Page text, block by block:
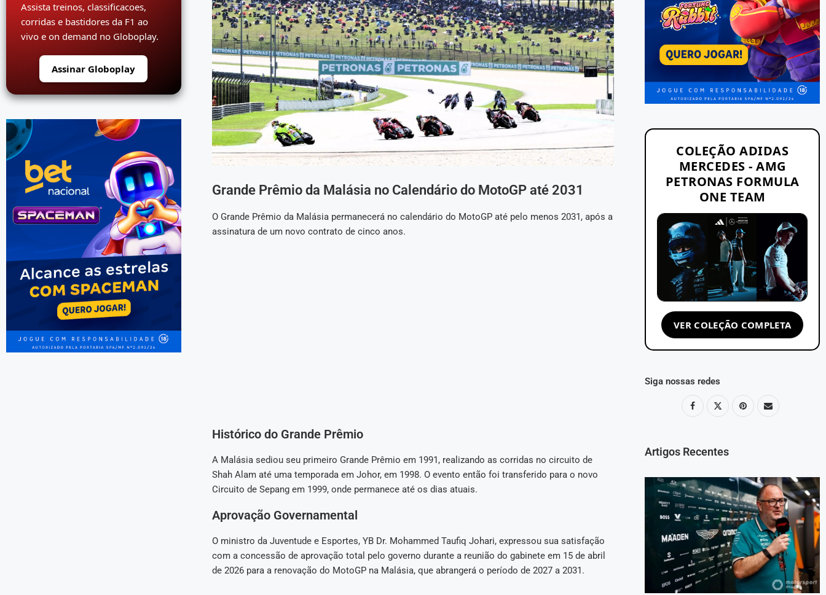
Grande Prêmio da Malásia no Calendário do MotoGP até 2031
O Grande Prêmio da Malásia permanecerá no calendário do MotoGP até pelo menos 2031, após a
assinatura de um novo contrato de cinco anos.
Histórico do Grande Prêmio
A Malásia sediou seu primeiro Grande Prêmio em 1991, realizando as corridas no circuito de
Shah Alam até uma temporada em Johor, em 1998. O evento então foi transferido para o novo
Circuito de Sepang em 1999, onde permanece até os dias atuais.
Aprovação Governamental
O ministro da Juventude e Esportes, YB Dr. Mohammed Taufiq Johari, expressou sua satisfação
com a concessão de aprovação total pelo governo durante a reunião do gabinete em 15 de abril
de 2026 para a renovação do MotoGP na Malásia, que abrangerá o período de 2027 a 2031.
COLEÇÃO ADIDAS
MERCEDES - AMG
PETRONAS FORMULA
ONE TEAM
VER COLEÇÃO COMPLETA
Siga nossas redes
Artigos Recentes
Assista treinos, classificacoes,
corridas e bastidores da F1 ao
vivo e on demand no Globoplay.
Assinar Globoplay